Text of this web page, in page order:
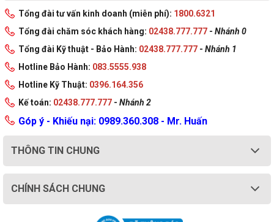
Tổng đài tư vấn kinh doanh (miễn phí): 1800.6321
Tổng đài chăm sóc khách hàng: 02438.777.777 - Nhánh 0
Tổng đài Kỹ thuật - Bảo Hành: 02438.777.777 - Nhánh 1
Hotline Bảo Hành: 083.5555.938
Hotline Kỹ Thuật: 0396.164.356
Kế toán: 02438.777.777 - Nhánh 2
Góp ý - Khiếu nại: 0989.360.308 - Mr. Huấn
THÔNG TIN CHUNG
CHÍNH SÁCH CHUNG